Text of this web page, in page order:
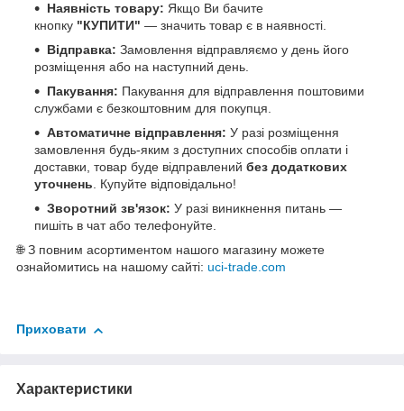
Наявність товару: Якщо Ви бачите
кнопку "КУПИТИ" — значить товар є в наявності.
Відправка: Замовлення відправляємо у день його
розміщення або на наступний день.
Пакування: Пакування для відправлення поштовими
службами є безкоштовним для покупця.
Автоматичне відправлення: У разі розміщення
замовлення будь-яким з доступних способів оплати і
доставки, товар буде відправлений без додаткових
уточнень. Купуйте відповідально!
Зворотний зв'язок: У разі виникнення питань —
пишіть в чат або телефонуйте.
🌐 З повним асортиментом нашого магазину можете
ознайомитись на нашому сайті: uci-trade.com
Приховати
Характеристики